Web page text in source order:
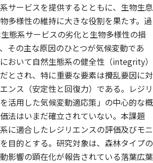
サービスを提供するとともに、生物生息
多様性の維持に大きな役割を果たす。過
態系サービスの劣化と生物多様性の損
その主な原因のひとつが気候変動であ
おいて自然生態系の健全性（integrity）
とされ、特に重要な要素は攪乱要因に対
ンス（安定性と回復力）である。レジリ
活用した気候変動適応策」の中心的な概
法はいまだ確立されていない。本課題
に適合したレジリエンスの評価及びモニ
目的とする。研究対象は、森林タイプの
影響の顕在化が報告されている落葉広葉